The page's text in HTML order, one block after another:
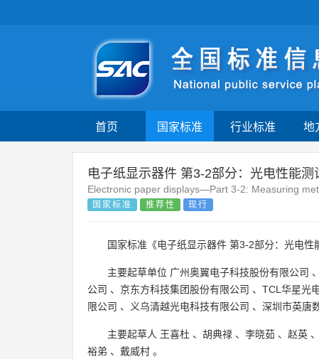
首页 国家标准 行业标准 地
电子纸显示器件 第3-2部分：光电性能测
Electronic paper displays—Part 3-2: Measuring
国家标准 推荐性 现行
国家标准《电子纸显示器件 第3-2部分：光电性
主要起草单位 广州奥翼电子科技股份有限公司 、
公司 、 京东方科技集团股份有限公司 、 TCL华星光
限公司 、 义乌清越光电科技有限公司 、 深圳市英唐
主要起草人 王喜杜 、 胡典禄 、 李晓茹 、 赵英 、
裕弟 、 戴威村 。